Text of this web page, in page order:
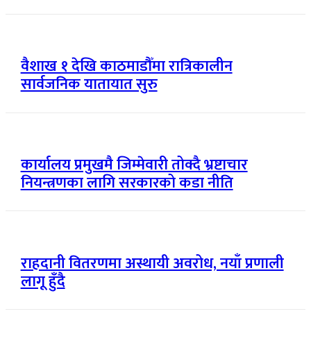
वैशाख १ देखि काठमाडौँमा रात्रिकालीन
सार्वजनिक यातायात सुरु
कार्यालय प्रमुखमै जिम्मेवारी तोक्दै भ्रष्टाचार
नियन्त्रणका लागि सरकारको कडा नीति
राहदानी वितरणमा अस्थायी अवरोध, नयाँ प्रणाली
लागू हुँदै